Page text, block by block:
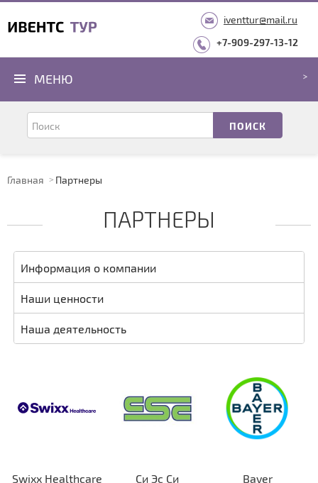
iventtur@mail.ru
+7-909-297-13-12
МЕНЮ
Главная Партнеры
ПАРТНЕРЫ
Информация о компании
Наши ценности
Наша деятельность
Swixx Healthcare Си Эс Си Bayer